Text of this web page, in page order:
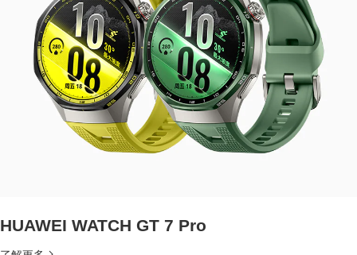
HUAWEI WATCH GT 7 Pro